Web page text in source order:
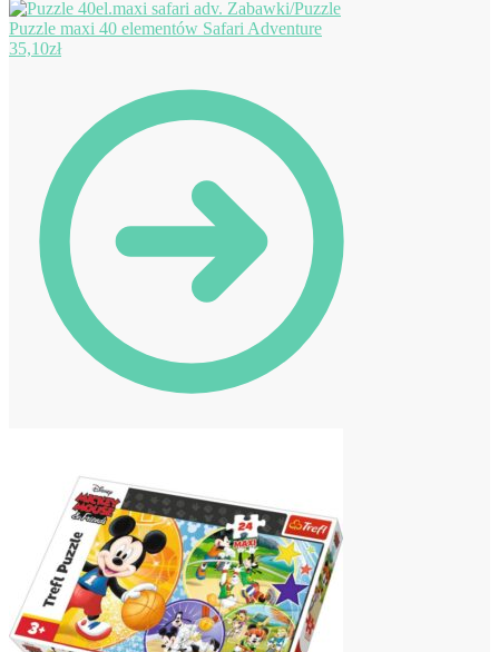
Puzzle maxi 40 elementów Safari Adventure
35,10zł